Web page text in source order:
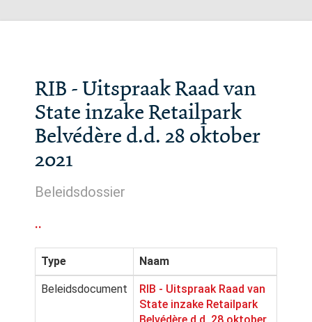
RIB - Uitspraak Raad van
State inzake Retailpark
Belvédère d.d. 28 oktober
2021
Beleidsdossier
..
Type Naam
Beleidsdocument
RIB - Uitspraak Raad van
State inzake Retailpark